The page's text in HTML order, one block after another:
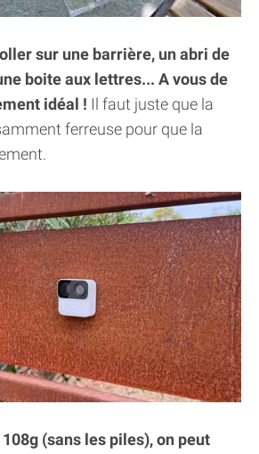
sur une barrière, un abri de
boite aux lettres... A vous de
idéal ! Il faut juste que la
ferreuse pour que la
(sans les piles), on peut